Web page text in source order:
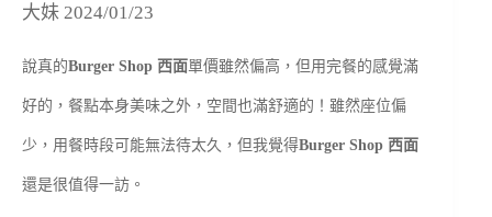
大妹 2024/01/23
說真的Burger Shop 西面 單價雖然偏高，但用完餐的感覺滿
好的，餐點本身美味之外，空間也滿舒適的！雖然座位偏
少，用餐時段可能無法待太久，但我覺得Burger Shop 西面
還是很值得一訪。